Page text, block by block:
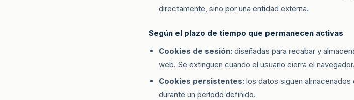
directamente, sino por una entidad externa.
Según el plazo de tiempo que permanecen activas
Cookies de sesión: diseñadas para recabar y
web. Se extinguen cuando el usuario cierra el navegador.
Cookies persistentes: los datos siguen
durante un período definido.